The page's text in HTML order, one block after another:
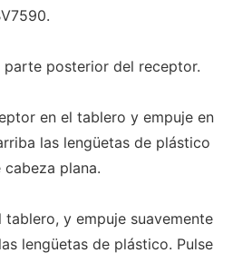
parte posterior del receptor.
en el tablero y empuje en
las lengüetas de plástico
plana.
y empuje suavemente
lengüetas de plástico. Pulse